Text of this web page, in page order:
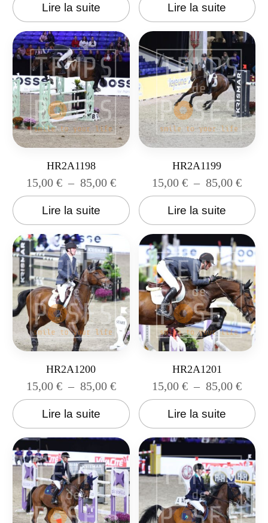
Lire la suite Lire la suite
HR2A1198
15,00 € – 85,00 €
Lire la suite
HR2A1199
15,00€ – 85,00€
Lire la suite
HR2A1200
15,00 € – 85,00 €
Lire la suite
HR2A1201
15,00€ – 85,00€
Lire la suite